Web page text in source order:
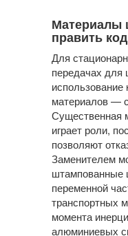
Материалы
править
Для
передачах для
использование
материалов —
Существенная
играет роли,
позволяют
Заменителем
штампованные
переменной
транспортных
момента
алюминиевых